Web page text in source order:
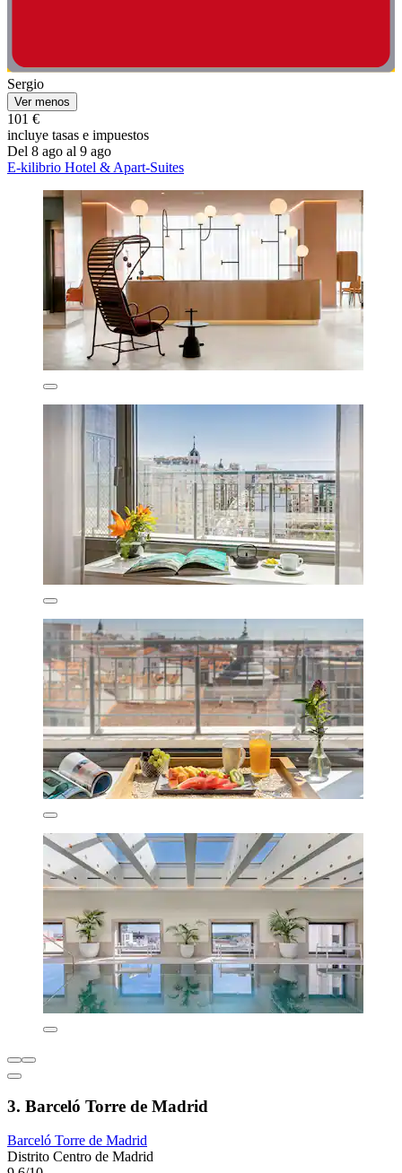
Sergio
Ver menos
101 €
incluye tasas e impuestos
Del 8 ago al 9 ago
E-kilibrio Hotel & Apart-Suites
3. Barceló Torre de Madrid
Barceló Torre de Madrid
Distrito Centro de Madrid